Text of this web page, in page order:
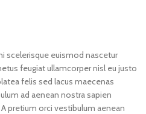
scelerisque euismod nascetur
feugiat ullamcorper nisl eu justo
felis sed lacus maecenas
ad aenean nostra sapien
pretium orci vestibulum aenean